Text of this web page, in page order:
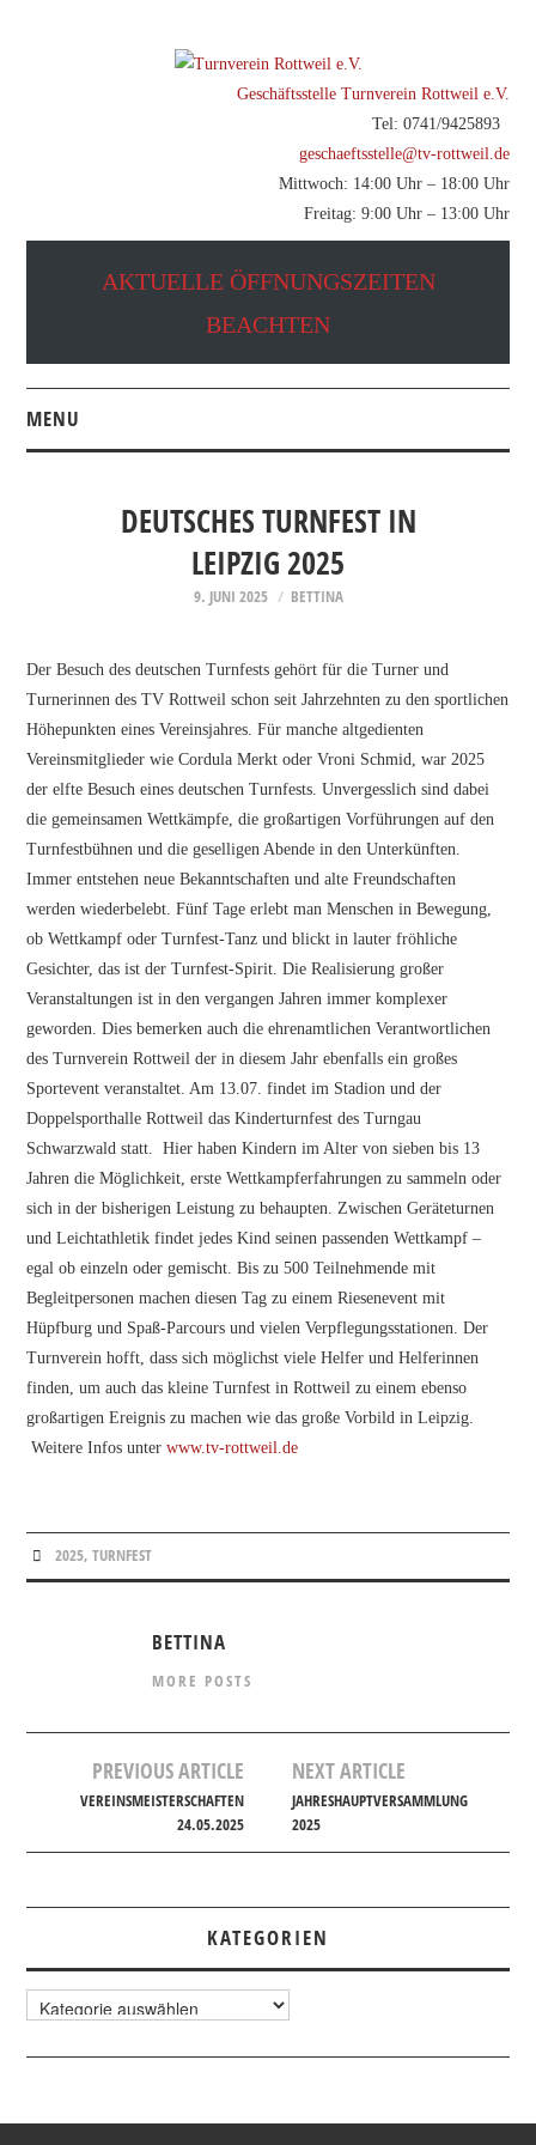
Geschäftsstelle Turnverein Rottweil e.V.
Tel: 0741/9425893
geschaeftsstelle@tv-rottweil.de
Mittwoch: 14:00 Uhr – 18:00 Uhr
Freitag: 9:00 Uhr – 13:00 Uhr
AKTUELLE ÖFFNUNGSZEITEN
BEACHTEN
MENU
MITGLIED WERDEN
VEREINSSATZUNG
AKTUELLES
ABTEILUNGEN UND
ANGEBOTE
TURNEN
GYMNASTIK UND
FITNESS
BALLSPORT
BEHINDERTENSPORT
REHABILITATIONSSPORT
TANZEN
SCHWIMMEN
LEICHTATHLETIK
TERMINE
TRAININGSZEITENPLAN
ADRESSÄNDERUNG
VORSTANDSTEAM
IMPRESSUM
DEUTSCHES TURNFEST IN
LEIPZIG 2025
9. JUNI 2025 BETTINA
Der Besuch des deutschen Turnfests gehört für die Turner und
Turnerinnen des TV Rottweil schon seit Jahrzehnten zu den sportlichen
Höhepunkten eines Vereinsjahres. Für manche altgedienten
Vereinsmitglieder wie Cordula Merkt oder Vroni Schmid, war 2025
der elfte Besuch eines deutschen Turnfests. Unvergesslich sind dabei
die gemeinsamen Wettkämpfe, die großartigen Vorführungen auf den
Turnfestbühnen und die geselligen Abende in den Unterkünften.
Immer entstehen neue Bekanntschaften und alte Freundschaften
werden wiederbelebt. Fünf Tage erlebt man Menschen in Bewegung,
ob Wettkampf oder Turnfest-Tanz und blickt in lauter fröhliche
Gesichter, das ist der Turnfest-Spirit. Die Realisierung großer
Veranstaltungen ist in den vergangen Jahren immer komplexer
geworden. Dies bemerken auch die ehrenamtlichen Verantwortlichen
des Turnverein Rottweil der in diesem Jahr ebenfalls ein großes
Sportevent veranstaltet. Am 13.07. findet im Stadion und der
Doppelsporthalle Rottweil das Kinderturnfest des Turngau
Schwarzwald statt. Hier haben Kindern im Alter von sieben bis 13
Jahren die Möglichkeit, erste Wettkampferfahrungen zu sammeln oder
sich in der bisherigen Leistung zu behaupten. Zwischen Geräteturnen
und Leichtathletik findet jedes Kind seinen passenden Wettkampf –
egal ob einzeln oder gemischt. Bis zu 500 Teilnehmende mit
Begleitpersonen machen diesen Tag zu einem Riesenevent mit
Hüpfburg und Spaß-Parcours und vielen Verpflegungsstationen. Der
Turnverein hofft, dass sich möglichst viele Helfer und Helferinnen
finden, um auch das kleine Turnfest in Rottweil zu einem ebenso
großartigen Ereignis zu machen wie das große Vorbild in Leipzig.
Weitere Infos unterwww.tv-rottweil.de
2025, TURNFEST
BETTINA
MORE POSTS
navigation
PREVIOUS ARTICLE
VEREINSMEISTERSCHAFTEN
24.05.2025
NEXT ARTICLE
JAHRESHAUPTVERSAMMLUNG
2025
KATEGORIEN
Kategorien